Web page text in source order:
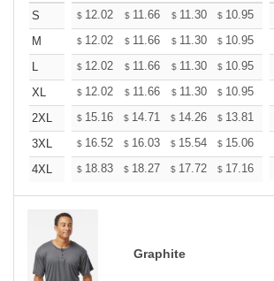
S $ 12.02 $ 11.66 $ 11.30 $ 10.95
M
$ 12.02 $ 11.66 $ 11.30 $ 10.95
L
$ 12.02 $ 11.66 $ 11.30 $ 10.95
XL
$ 12.02 $ 11.66 $ 11.30 $ 10.95
2XL
$ 15.16 $ 14.71 $ 14.26 $ 13.81
3XL
$ 16.52 $ 16.03 $ 15.54 $ 15.06
4XL
$ 18.83 $ 18.27 $ 17.72 $ 17.16
Graphite